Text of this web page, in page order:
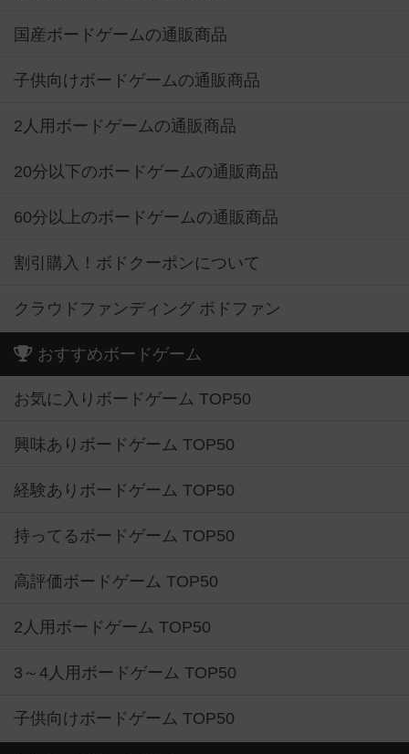
国産ボードゲームの通販商品
子供向けボードゲームの通販商品
2人用ボードゲームの通販商品
20分以下のボードゲームの通販商品
60分以上のボードゲームの通販商品
割引購入！ボドクーポンについて
クラウドファンディング ボドファン
おすすめボードゲーム
お気に入りボードゲーム TOP50
興味ありボードゲーム TOP50
経験ありボードゲーム TOP50
持ってるボードゲーム TOP50
高評価ボードゲーム TOP50
2人用ボードゲーム TOP50
3～4人用ボードゲーム TOP50
子供向けボードゲーム TOP50